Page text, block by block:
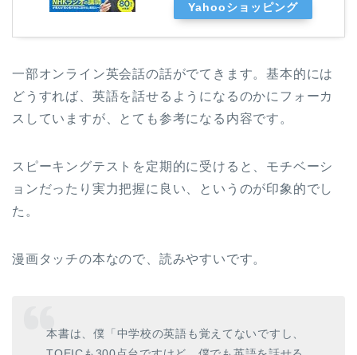
Yahooショッピング
一部オンライン英会話の話がでてきます。基本的には
どうすれば、英語を話せるようになるのかにフォーカ
スしていますが、とても参考になる内容です。
スピーキングテストを定期的に受けると、モチベーシ
ョンだったり実力把握に良い、というのが印象的でし
た。
漫画タッチの本なので、読みやすいです。
本書は、僕「中学校の英語も覚えてないですし、